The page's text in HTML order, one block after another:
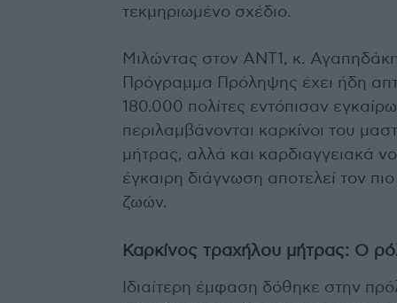
τεκμηριωμένο σχέδιο.
Μιλώντας στον ΑΝΤ1, κ.
Πρόγραμμα Πρόληψης έχει ήδη
180.000 πολίτες εντόπισαν
περιλαμβάνονται καρκίνοι του
μήτρας, αλλά και καρδιαγγειακά
έγκαιρη διάγνωση αποτελεί τον
ζωών.
Καρκίνος τραχήλου μήτρας: Ο
Ιδιαίτερη έμφαση δόθηκε στην